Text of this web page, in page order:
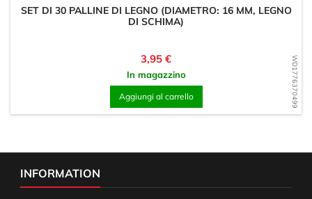
WD1776370499
SET DI 30 PALLINE DI LEGNO (DIAMETRO: 16 MM, LEGNO
DI SCHIMA)
Prezzo
3,95 €
In magazzino
Aggiungi al carrello
INFORMATION